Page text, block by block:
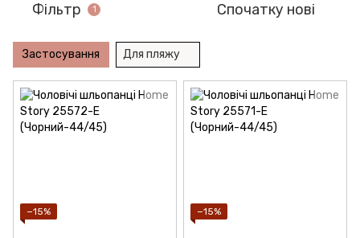
Фільтр 1 Спочатку нові
Застосування Для пляжу
−15% −15%